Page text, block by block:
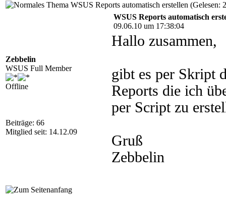
WSUS Reports automatisch erstellen (Gelesen:
Zebbelin
WSUS Full Member
Offline
Beiträge: 66
Mitglied seit: 14.12.09
WSUS Reports automatisch
09.06.10 um 17:38:04
Hallo zusammen,
gibt es per Skript
Reports die ich
per Script zu
Gruß
Zebbelin